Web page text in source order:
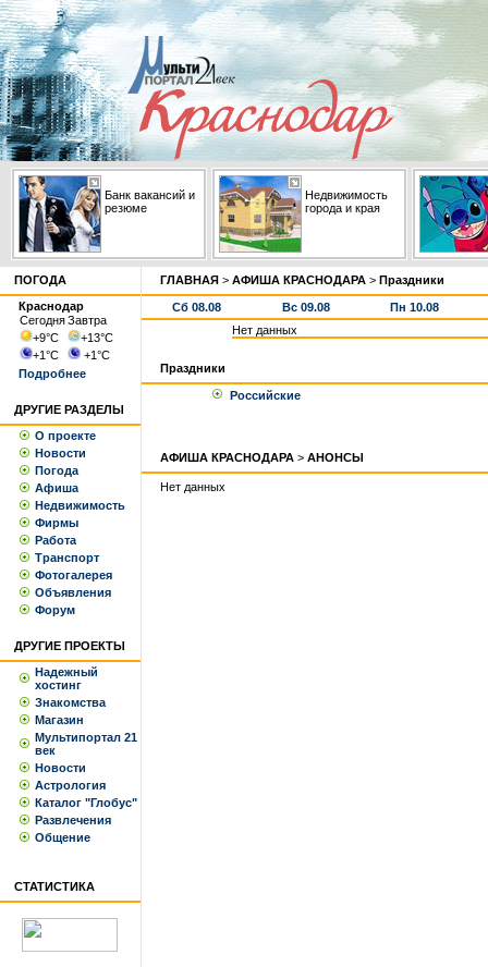
Банк вакансий и
резюме
Недвижимость
города и края
ПОГОДА
Краснодар
СегодняЗавтра
+9°С +13°С
+1°С +1°С
Подробнее
ДРУГИЕ РАЗДЕЛЫ
О проекте
Новости
Погода
Афиша
Недвижимость
Фирмы
Работа
Транспорт
Фотогалерея
Объявления
Форум
ДРУГИЕ ПРОЕКТЫ
Надежный
хостинг
Знакомства
Магазин
Мультипортал 21
век
Новости
Астрология
Каталог "Глобус"
Развлечения
Общение
СТАТИСТИКА
ГЛАВНАЯ > АФИША КРАСНОДАРА > Праздники
Сб 08.08 Вс 09.08
Пн 10.08
Нет данных
Праздники
Российские
АФИША КРАСНОДАРА > АНОНСЫ
Нет данных